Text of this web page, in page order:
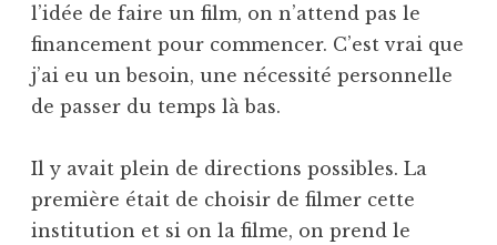
l’idée de faire un film, on n’attend pas le
financement pour commencer. C’est vrai que
j’ai eu un besoin, une nécessité personnelle
de passer du temps là bas.
Il y avait plein de directions possibles. La
première était de choisir de filmer cette
institution et si on la filme, on prend le